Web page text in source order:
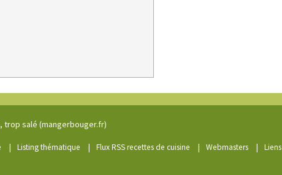
salé (mangerbouger.fr)
| Listing thématique | Flux RSS recettes de cuisine | Webmasters | Liens